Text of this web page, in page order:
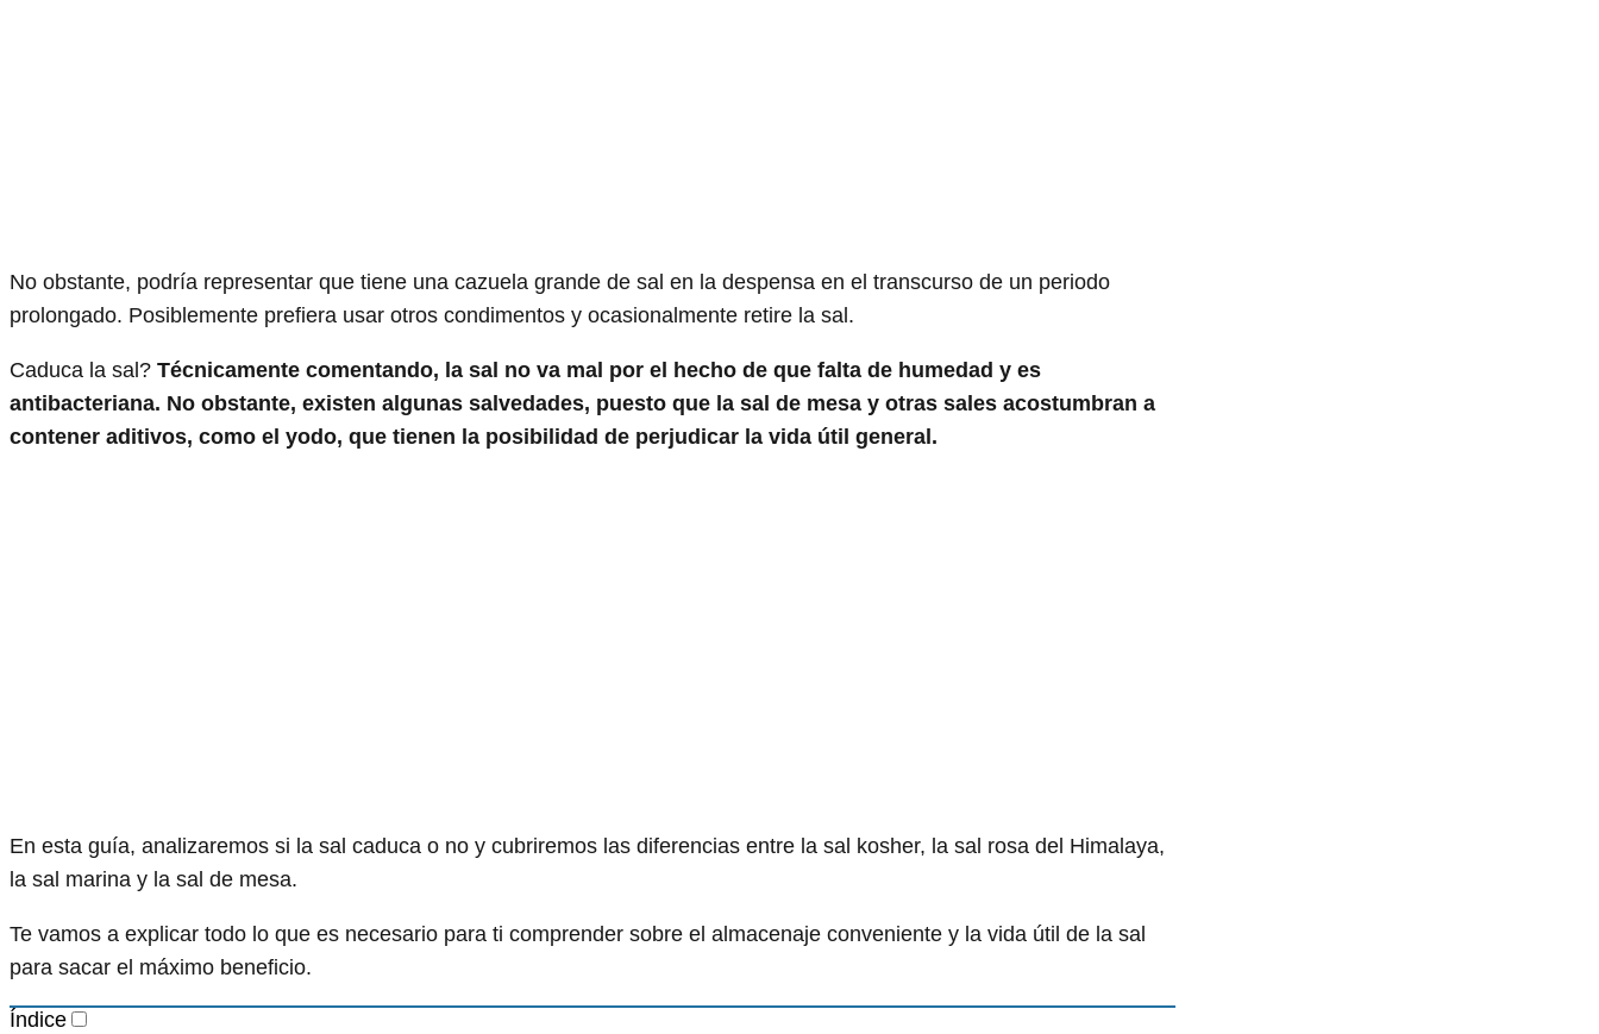
No obstante, podría representar que tiene una cazuela grande de sal en la despensa en el transcurso de un periodo
prolongado. Posiblemente prefiera usar otros condimentos y ocasionalmente retire la sal.
Caduca la sal? Técnicamente comentando, la sal no va mal por el hecho de que falta de humedad y es
antibacteriana. No obstante, existen algunas salvedades, puesto que la sal de mesa y otras sales acostumbran a
contener aditivos, como el yodo, que tienen la posibilidad de perjudicar la vida útil general.
En esta guía, analizaremos si la sal caduca o no y cubriremos las diferencias entre la sal kosher, la sal rosa del Himalaya,
la sal marina y la sal de mesa.
Te vamos a explicar todo lo que es necesario para ti comprender sobre el almacenaje conveniente y la vida útil de la sal
para sacar el máximo beneficio.
Índice